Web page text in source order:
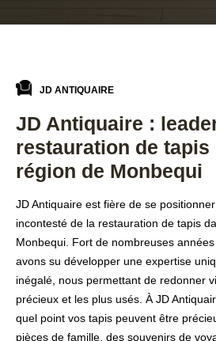
JD ANTIQUAIRE
JD Antiquaire :
restauration de tapis
région de Monbequi
JD Antiquaire est fière de se
incontesté de la restauration de tapis
Monbequi. Fort de nombreuses
avons su développer une expertise
inégalé, nous permettant de redonner
précieux et les plus usés. À JD
quel point vos tapis peuvent être
pièces de famille, des souvenirs de